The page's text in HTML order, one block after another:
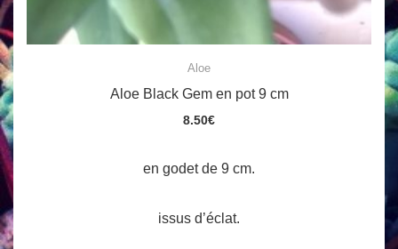
Aloe
Aloe Black Gem en pot 9 cm
8.50€
en godet de 9 cm.
issus d’éclat.